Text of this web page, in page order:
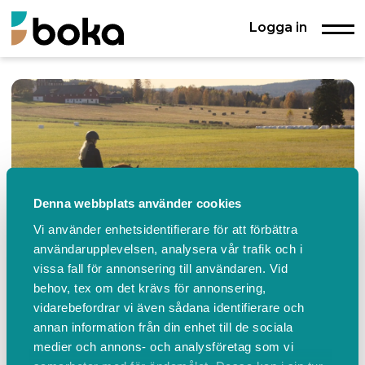
Denna webbplats använder cookies
Vi använder enhetsidentifierare för att förbättra
användarupplevelsen, analysera vår trafik och i
vissa fall för annonsering till användaren. Vid
behov, tex om det krävs för annonsering,
vidarebefordrar vi även sådana identifierare och
annan information från din enhet till de sociala
medier och annons- och analysföretag som vi
Logga in
Nybackgård
Boda Soläng , Koppom
076-104 34 17